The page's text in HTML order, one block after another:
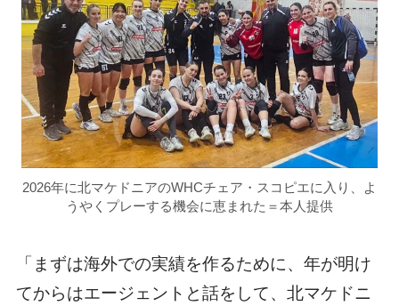
2026年に北マケドニアのWHCチェア・スコピエに入り、よ
うやくプレーする機会に恵まれた＝本人提供
「まずは海外での実績を作るために、年が明け
てからはエージェントと話をして、北マケドニ